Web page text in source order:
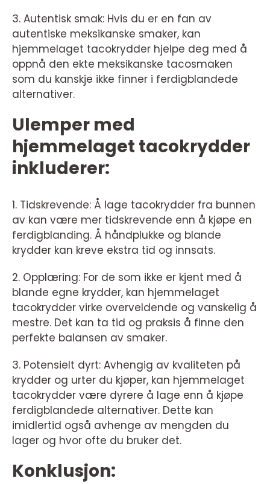
3. Autentisk smak: Hvis du er en fan av
autentiske meksikanske smaker, kan
hjemmelaget tacokrydder hjelpe deg med å
oppnå den ekte meksikanske tacosmaken
som du kanskje ikke finner i ferdigblandede
alternativer.
Ulemper med
hjemmelaget tacokrydder
inkluderer:
1. Tidskrevende: Å lage tacokrydder fra bunnen
av kan være mer tidskrevende enn å kjøpe en
ferdigblanding. Å håndplukke og blande
krydder kan kreve ekstra tid og innsats.
2. Opplæring: For de som ikke er kjent med å
blande egne krydder, kan hjemmelaget
tacokrydder virke overveldende og vanskelig å
mestre. Det kan ta tid og praksis å finne den
perfekte balansen av smaker.
3. Potensielt dyrt: Avhengig av kvaliteten på
krydder og urter du kjøper, kan hjemmelaget
tacokrydder være dyrere å lage enn å kjøpe
ferdigblandede alternativer. Dette kan
imidlertid også avhenge av mengden du
lager og hvor ofte du bruker det.
Konklusjon: